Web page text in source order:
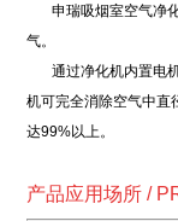
申瑞吸烟室空气净化
气。
通过净化机内置电机
机可完全消除空气中直
达99%以上。
产品应用场所 /